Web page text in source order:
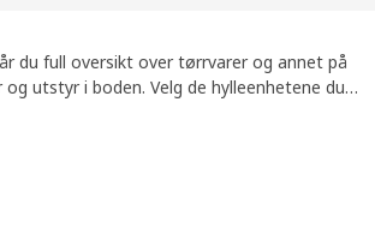
du full oversikt over tørrvarer og annet på
utstyr i boden. Velg de hylleenhetene du
maksimalt, og hold orden på småting i